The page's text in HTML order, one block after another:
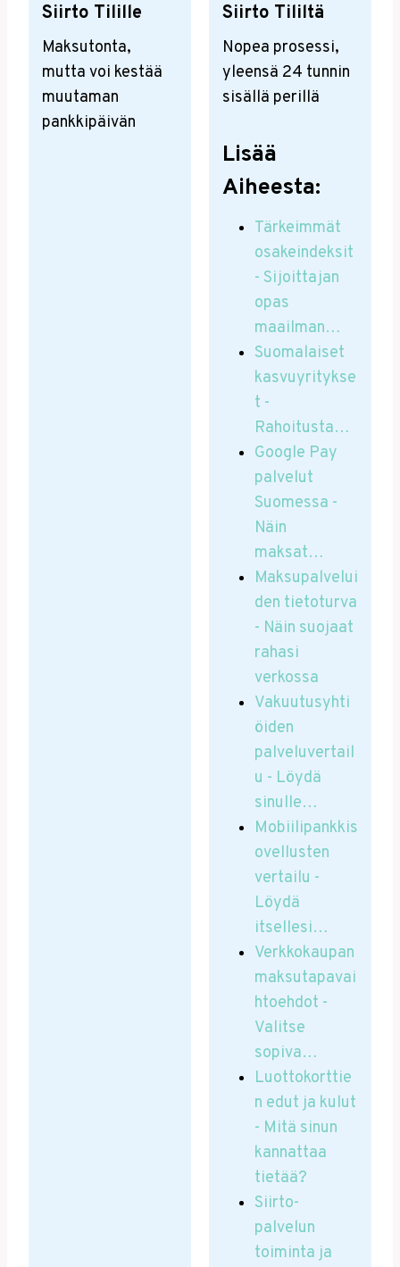
Siirto Tilille
Maksutonta,
mutta voi kestää
muutaman
pankkipäivän
Siirto Tililtä
Nopea prosessi,
yleensä 24 tunnin
sisällä perillä
Lisää
Aiheesta:
Tärkeimmät
osakeindeksit
- Sijoittajan
opas
maailman…
Suomalaiset
kasvuyritykse
t -
Rahoitusta…
Google Pay
palvelut
Suomessa -
Näin
maksat…
Maksupalvelui
den tietoturva
- Näin suojaat
rahasi
verkossa
Vakuutusyhti
öiden
palveluvertail
u - Löydä
sinulle…
Mobiilipankkis
ovellusten
vertailu -
Löydä
itsellesi…
Verkkokaupan
maksutapavai
htoehdot -
Valitse
sopiva…
Luottokorttie
n edut ja kulut
- Mitä sinun
kannattaa
tietää?
Siirto-
palvelun
toiminta ja